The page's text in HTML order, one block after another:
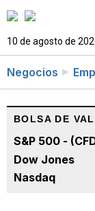
10 de agosto de
Negocios
BOLSA DE
S&P 500 -
Dow Jones
Nasdaq